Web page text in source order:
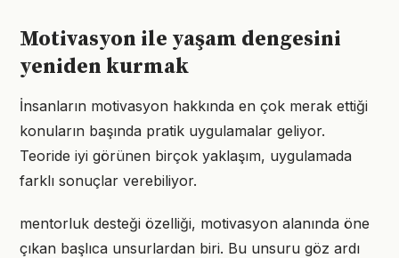
Motivasyon ile yaşam dengesini
yeniden kurmak
İnsanların motivasyon hakkında en çok merak ettiği
konuların başında pratik uygulamalar geliyor.
Teoride iyi görünen birçok yaklaşım, uygulamada
farklı sonuçlar verebiliyor.
mentorluk desteği özelliği, motivasyon alanında öne
çıkan başlıca unsurlardan biri. Bu unsuru göz ardı